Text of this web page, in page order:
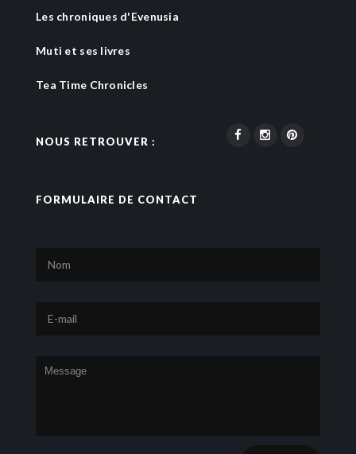
Les chroniques d'Evenusia
Muti et ses livres
Tea Time Chronicles
NOUS RETROUVER :
FORMULAIRE DE CONTACT